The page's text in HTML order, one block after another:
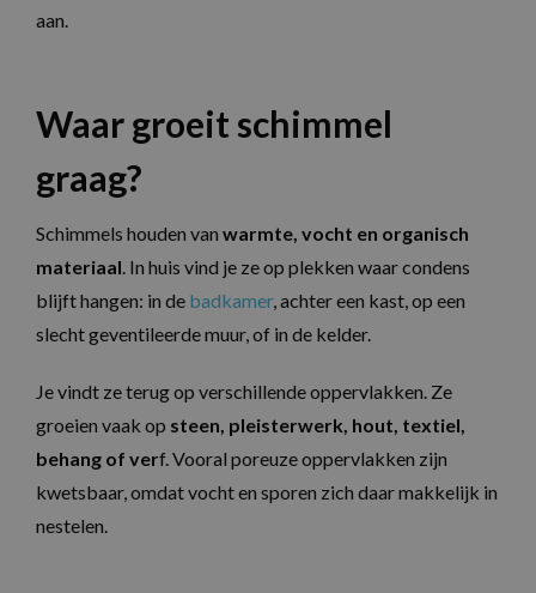
aan.
Waar groeit schimmel
graag?
Schimmels houden van warmte, vocht en organisch
materiaal. In huis vind je ze op plekken waar condens
blijft hangen: in de badkamer, achter een kast, op een
slecht geventileerde muur, of in de kelder.
Je vindt ze terug op verschillende oppervlakken. Ze
groeien vaak op steen, pleisterwerk, hout, textiel,
behang of verf. Vooral poreuze oppervlakken zijn
kwetsbaar, omdat vocht en sporen zich daar makkelijk in
nestelen.